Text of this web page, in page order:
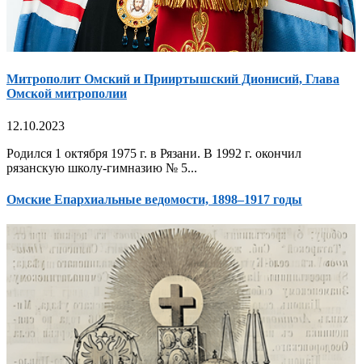
Митрополит Омский и Прииртышский Дионисий, Глава
Омской митрополии
12.10.2023
Родился 1 октября 1975 г. в Рязани. В 1992 г. окончил
рязанскую школу-гимназию № 5...
Омские Епархиальные ведомости, 1898–1917 годы